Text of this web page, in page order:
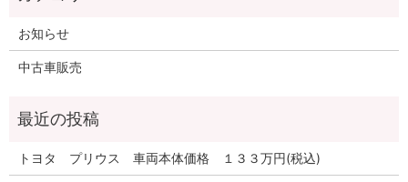
お知らせ
中古車販売
トヨタ プリウス 車両本体価格 １３３万円(税込)